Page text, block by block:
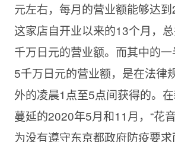
元左右，每月的营业额能够达到
这家店自开业以来的13个月，
千万日元的营业额。而其中的
5千万日元的营业额，是在法律
外的凌晨1点至5点间获得的。
蔓延的2020年5月和11月，“花
为没有遵守东京都政府防疫要